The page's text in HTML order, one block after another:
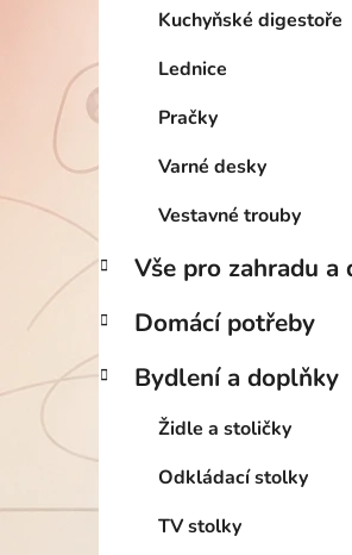
Kuchyňské digestoře
Lednice
Pračky
Varné desky
Vestavné trouby
Vše pro zahradu a
Domácí potřeby
Bydlení a doplňky
Židle a stoličky
Odkládací stolky
TV stolky